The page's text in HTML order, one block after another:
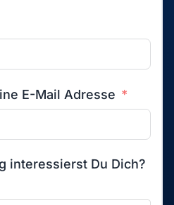
E-Mail Adresse
interessierst Du Dich?